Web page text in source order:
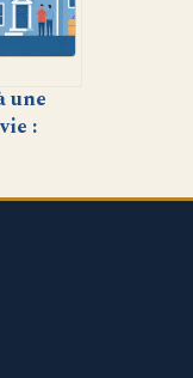
une
: